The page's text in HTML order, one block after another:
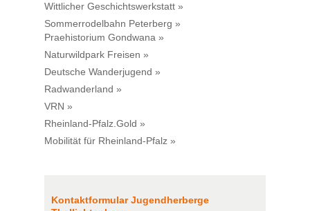
Wittlicher Geschichtswerkstatt »
Sommerrodelbahn Peterberg »
Praehistorium Gondwana »
Naturwildpark Freisen »
Deutsche Wanderjugend »
Radwanderland »
VRN »
Rheinland-Pfalz.Gold »
Mobilität für Rheinland-Pfalz »
Kontaktformular Jugendherberge